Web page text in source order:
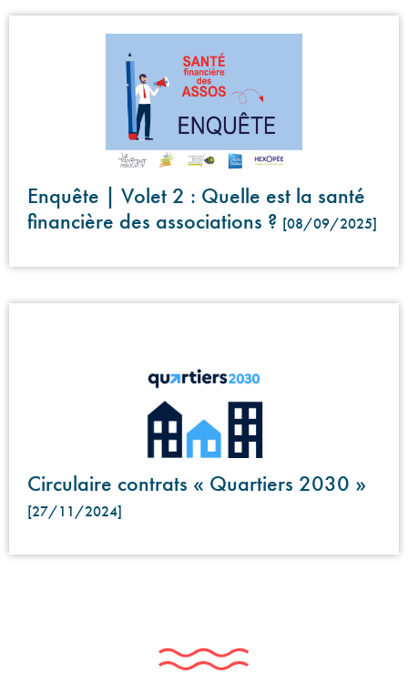
Enquête | Volet 2 : Quelle est la santé
financière des associations ? [08/09/2025]
Circulaire contrats « Quartiers 2030 »
[27/11/2024]